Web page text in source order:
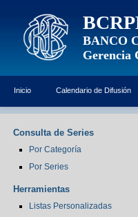
BANCO
Gerencia
Inicio Calendario de Difusión
Consulta de Series
Por Categoría
Por Series
Herramientas
Listas Personalizadas